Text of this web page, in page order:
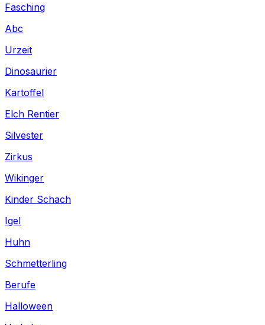
Fasching
Abc
Urzeit
Dinosaurier
Kartoffel
Elch Rentier
Silvester
Zirkus
Wikinger
Kinder Schach
Igel
Huhn
Schmetterling
Berufe
Halloween